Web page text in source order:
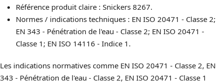
Référence produit claire : Snickers 8267.
Normes / indications techniques : EN ISO 20471 - Classe 2;
EN 343 - Pénétration de l'eau - Classe 2; EN ISO 20471 -
Classe 1; EN ISO 14116 - Indice 1.
Les indications normatives comme EN ISO 20471 - Classe 2, EN
343 - Pénétration de l'eau - Classe 2, EN ISO 20471 - Classe 1